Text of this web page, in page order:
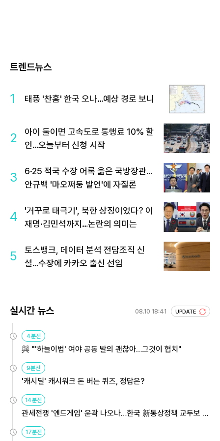
트렌드뉴스
1 태풍 '찬홈' 한국 오나…예상 경로 보니
2
아이 둘이면 고속도로 통행료 10% 할
인…오늘부터 신청 시작
3
6·25 적국 수장 어록 읊은 국방장관…
안규백 '마오쩌둥 발언'에 자질론
4
'거꾸로 태극기', 북한 상징이었다? 이
재명·김민석까지…논란의 의미는
5
토스뱅크, 데이터 분석 전담조직 신
설…수장에 카카오 출신 선임
실시간 뉴스 08.10 18:41 UPDATE
4분전
與 "'하늘이법' 여야 공동 발의 괜찮아…그것이 협치"
9분전
'캐시딜' 캐시워크 돈 버는 퀴즈, 정답은?
14분전
관세전쟁 '엔드게임' 윤곽 나오나…한국 新통상정책 교두보 활
용해야
17분전